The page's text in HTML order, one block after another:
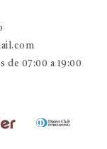
de 07:00 a 19:00